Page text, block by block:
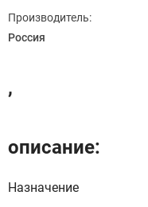
Производитель:
Россия
,
описание:
Назначение